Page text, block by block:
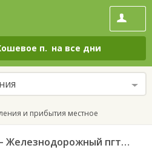
п. на все дни
и прибытия местное
509 Калининград АВ — Железнодорожный пгт. ч/з Правдинск КДП